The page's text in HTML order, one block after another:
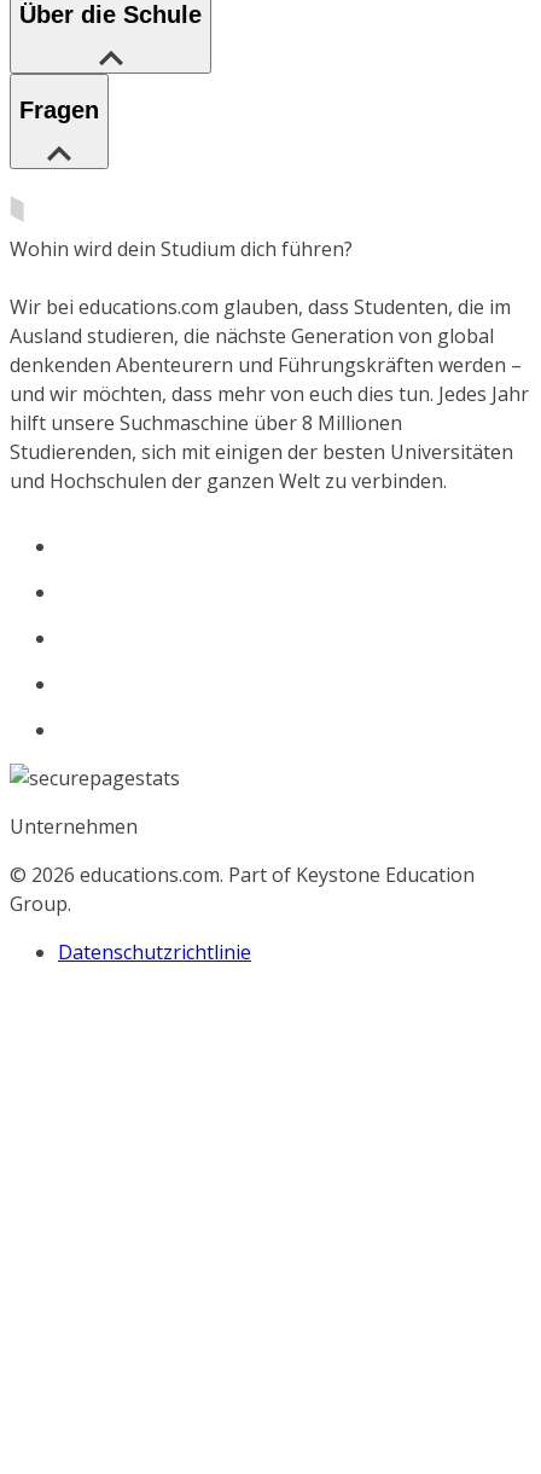
Über die Schule
Fragen
Wohin wird dein Studium dich führen?
Wir bei educations.com glauben, dass Studenten, die im
Ausland studieren, die nächste Generation von global
denkenden Abenteurern und Führungskräften werden –
und wir möchten, dass mehr von euch dies tun. Jedes Jahr
hilft unsere Suchmaschine über 8 Millionen
Studierenden, sich mit einigen der besten Universitäten
und Hochschulen der ganzen Welt zu verbinden.
Unternehmen
© 2026 educations.com. Part of Keystone Education
Group.
Datenschutzrichtlinie